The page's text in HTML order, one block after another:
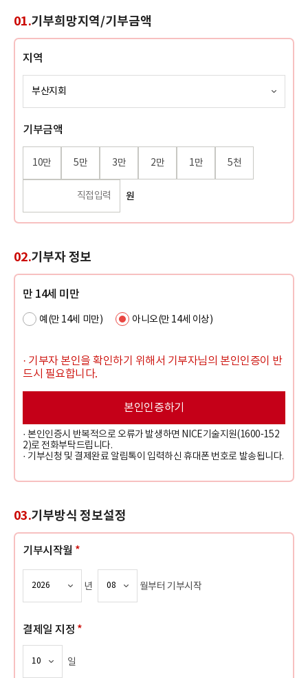
01.기부희망지역/기부금액
지역
기부금액
10만 5만 3만 2만 1만 5천
원
02.기부자 정보
만 14세 미만
예(만 14세 미만) 아니오(만 14세 이상)
· 기부자 본인을 확인하기 위해서 기부자님의 본인인증이 반
드시 필요합니다.
본인인증하기
· 본인인증시 반복적으로 오류가 발생하면 NICE기술지원(1600-152
2)로 전화부탁드립니다.
· 기부신청 및 결제완료 알림톡이 입력하신 휴대폰 번호로 발송됩니다.
03.기부방식 정보설정
기부시작월 *
년 월부터 기부시작
결제일 지정 *
일